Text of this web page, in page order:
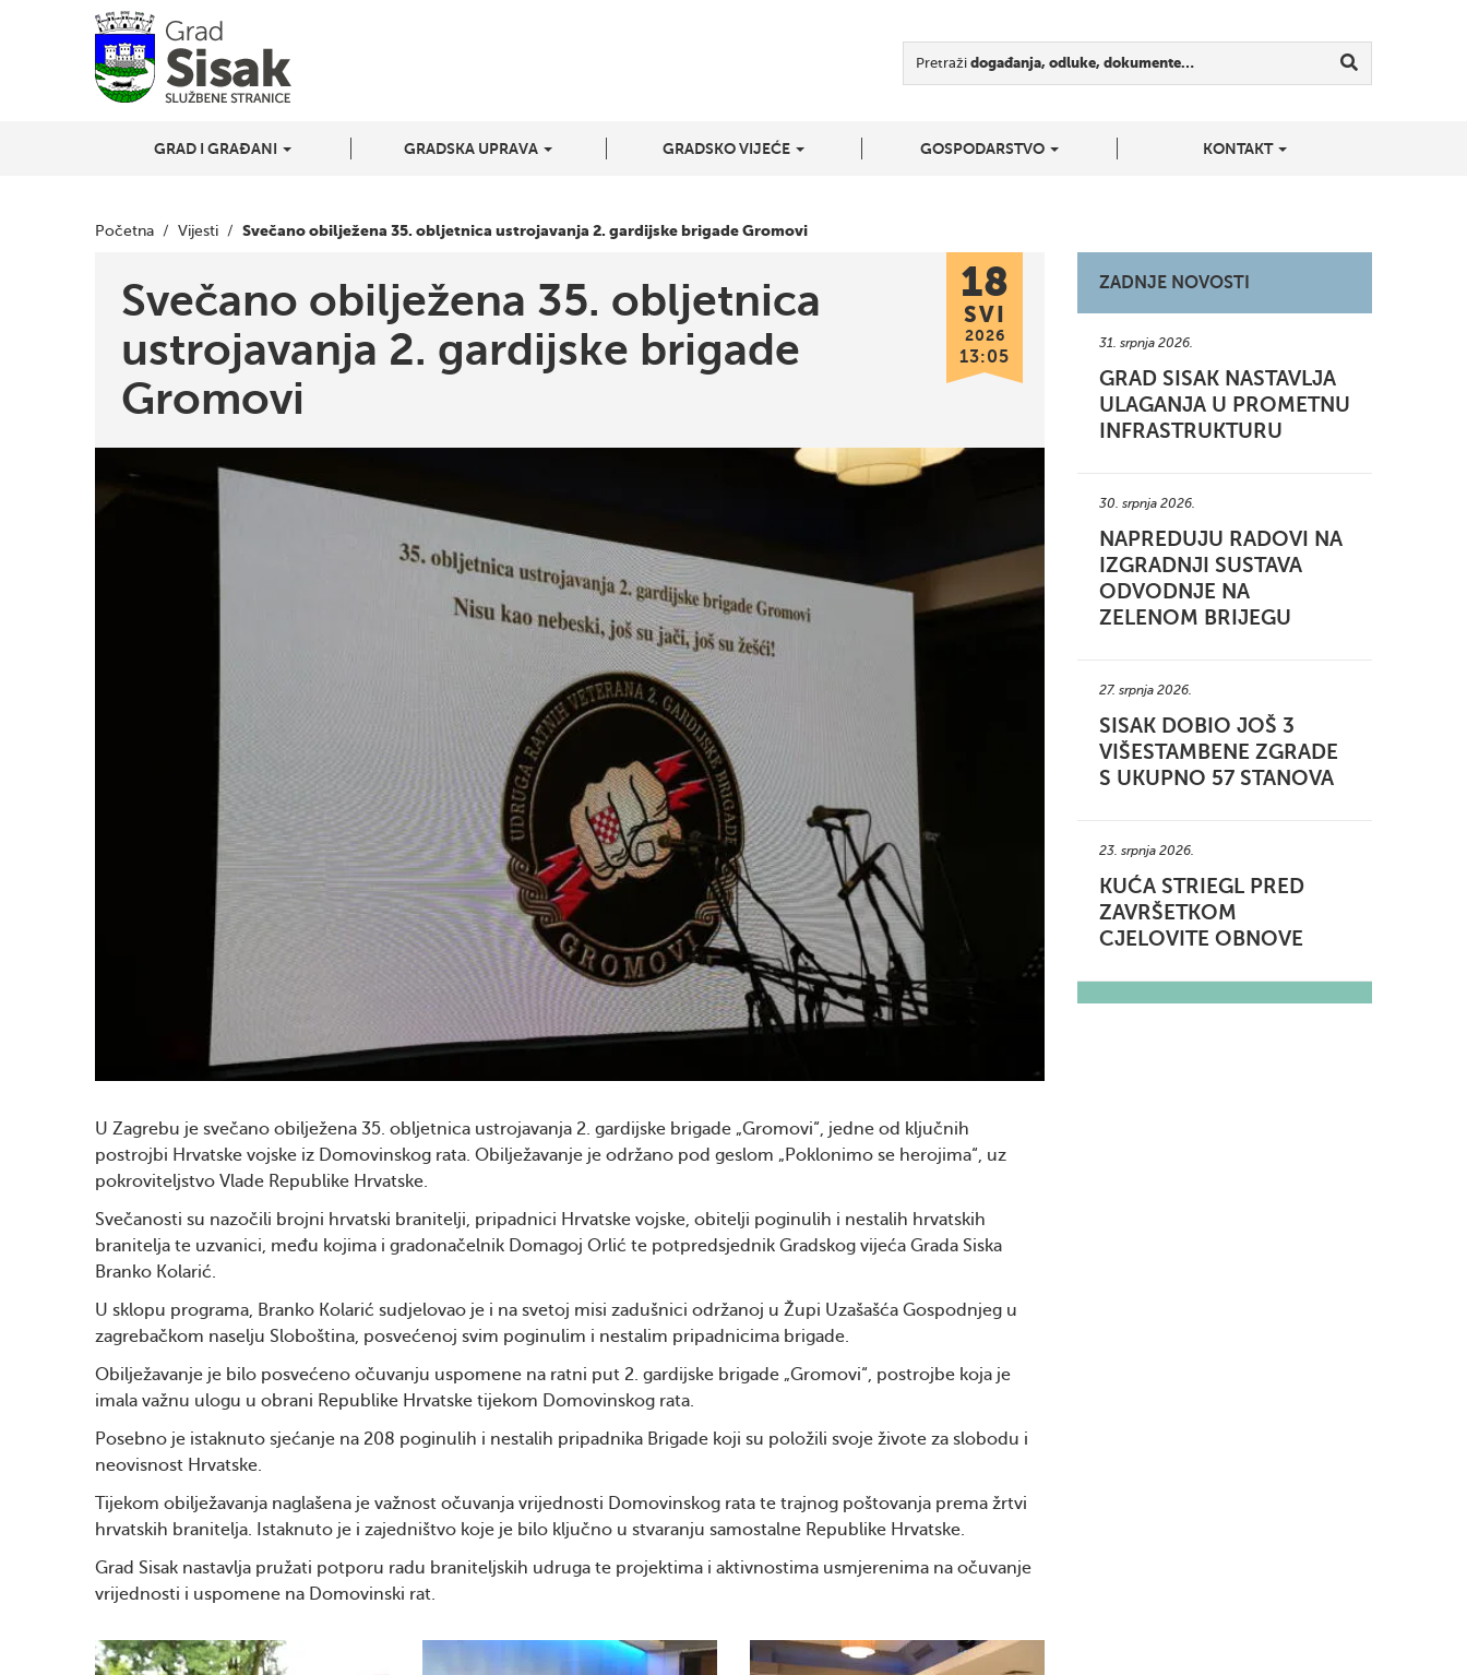
Pretraži događanja, odluke, dokumente…
GRAD I GRAĐANI GRADSKA UPRAVA GRADSKO VIJEĆE GOSPODARSTVO KONTAKT
Početna / Vijesti / Svečano obilježena 35. obljetnica ustrojavanja 2. gardijske brigade Gromovi
Svečano obilježena 35. obljetnica
ustrojavanja 2. gardijske brigade
Gromovi
18
SVI
2026
13:05
U Zagrebu je svečano obilježena 35. obljetnica ustrojavanja 2. gardijske brigade „Gromovi“, jedne od ključnih
postrojbi Hrvatske vojske iz Domovinskog rata. Obilježavanje je održano pod geslom „Poklonimo se herojima“, uz
pokroviteljstvo Vlade Republike Hrvatske.
Svečanosti su nazočili brojni hrvatski branitelji, pripadnici Hrvatske vojske, obitelji poginulih i nestalih hrvatskih
branitelja te uzvanici, među kojima i gradonačelnik Domagoj Orlić te potpredsjednik Gradskog vijeća Grada Siska
Branko Kolarić.
U sklopu programa, Branko Kolarić sudjelovao je i na svetoj misi zadušnici održanoj u Župi Uzašašća Gospodnjeg u
zagrebačkom naselju Sloboština, posvećenoj svim poginulim i nestalim pripadnicima brigade.
Obilježavanje je bilo posvećeno očuvanju uspomene na ratni put 2. gardijske brigade „Gromovi“, postrojbe koja je
imala važnu ulogu u obrani Republike Hrvatske tijekom Domovinskog rata.
Posebno je istaknuto sjećanje na 208 poginulih i nestalih pripadnika Brigade koji su položili svoje živote za slobodu i
neovisnost Hrvatske.
Tijekom obilježavanja naglašena je važnost očuvanja vrijednosti Domovinskog rata te trajnog poštovanja prema žrtvi
hrvatskih branitelja. Istaknuto je i zajedništvo koje je bilo ključno u stvaranju samostalne Republike Hrvatske.
Grad Sisak nastavlja pružati potporu radu braniteljskih udruga te projektima i aktivnostima usmjerenima na očuvanje
vrijednosti i uspomene na Domovinski rat.
ZADNJE NOVOSTI
31. srpnja 2026.
GRAD SISAK NASTAVLJA
ULAGANJA U PROMETNU
INFRASTRUKTURU
30. srpnja 2026.
NAPREDUJU RADOVI NA
IZGRADNJI SUSTAVA
ODVODNJE NA
ZELENOM BRIJEGU
27. srpnja 2026.
SISAK DOBIO JOŠ 3
VIŠESTAMBENE ZGRADE
S UKUPNO 57 STANOVA
23. srpnja 2026.
KUĆA STRIEGL PRED
ZAVRŠETKOM
CJELOVITE OBNOVE